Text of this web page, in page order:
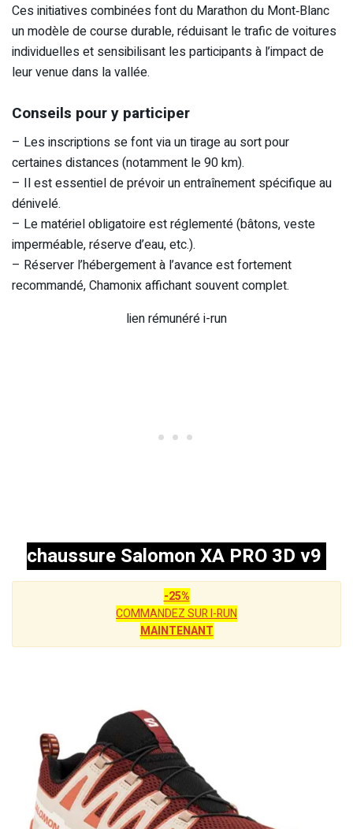
Ces initiatives combinées font du Marathon du Mont‑Blanc
un modèle de course durable, réduisant le trafic de voitures
individuelles et sensibilisant les participants à l’impact de
leur venue dans la vallée.
Conseils pour y participer
– Les inscriptions se font via un tirage au sort pour
certaines distances (notamment le 90 km).
– Il est essentiel de prévoir un entraînement spécifique au
dénivelé.
– Le matériel obligatoire est réglementé (bâtons, veste
imperméable, réserve d’eau, etc.).
– Réserver l’hébergement à l’avance est fortement
recommandé, Chamonix affichant souvent complet.
lien rémunéré i-run
chaussure Salomon XA PRO 3D v9
-25%
COMMANDEZ SUR I-RUN
MAINTENANT